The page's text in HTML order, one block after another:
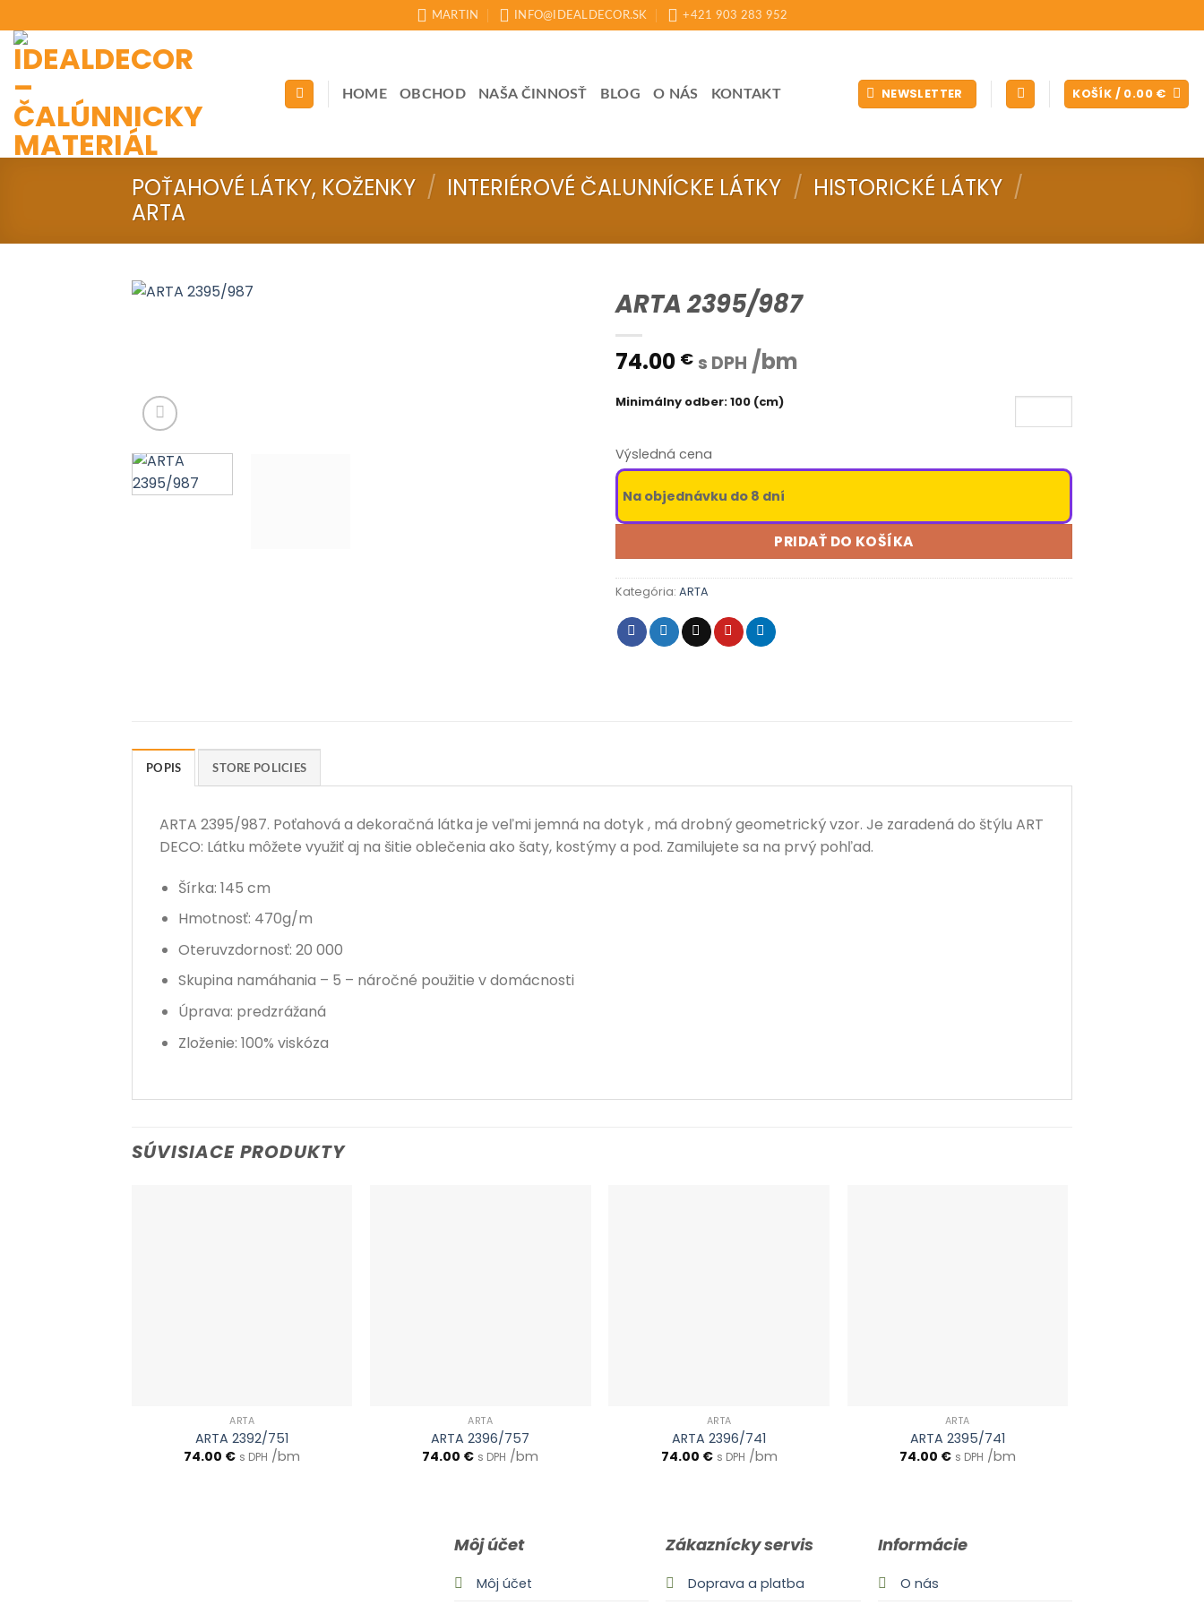
to
content
MARTIN INFO@IDEALDECOR.SK +421 903 283 952
HOME OBCHOD NAŠA ČINNOSŤ BLOG O NÁS KONTAKT NEWSLETTER KOŠÍK / 0.00 €
POŤAHOVÉ LÁTKY, KOŽENKY / INTERIÉROVÉ ČALUNNÍCKE LÁTKY / HISTORICKÉ LÁTKY /
ARTA
ARTA 2395/987
74.00 € s DPH /bm
Minimálny odber: 100 (cm)
Výsledná cena
Na objednávku do 8 dní
PRIDAŤ DO KOŠÍKA
Kategória: ARTA
POPIS STORE POLICIES
ARTA 2395/987. Poťahová a dekoračná látka je veľmi jemná na dotyk , má drobný geometrický vzor. Je zaradená do štýlu ART
DECO: Látku môžete využiť aj na šitie oblečenia ako šaty, kostýmy a pod. Zamilujete sa na prvý pohľad.
Šírka: 145 cm
Hmotnosť: 470g/m
Oteruvzdornosť: 20 000
Skupina namáhania – 5 – náročné použitie v domácnosti
Úprava: predzrážaná
Zloženie: 100% viskóza
SÚVISIACE PRODUKTY
ARTA
ARTA 2392/751
74.00 € s DPH /bm
ARTA
ARTA 2396/757
74.00 € s DPH /bm
ARTA
ARTA 2396/741
74.00 € s DPH /bm
ARTA
ARTA 2395/741
74.00 € s DPH /bm
Môj účet
Môj účet
Zákaznícky servis
Doprava a platba
Informácie
O nás